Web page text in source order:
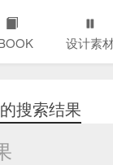
设计素
搜索结果